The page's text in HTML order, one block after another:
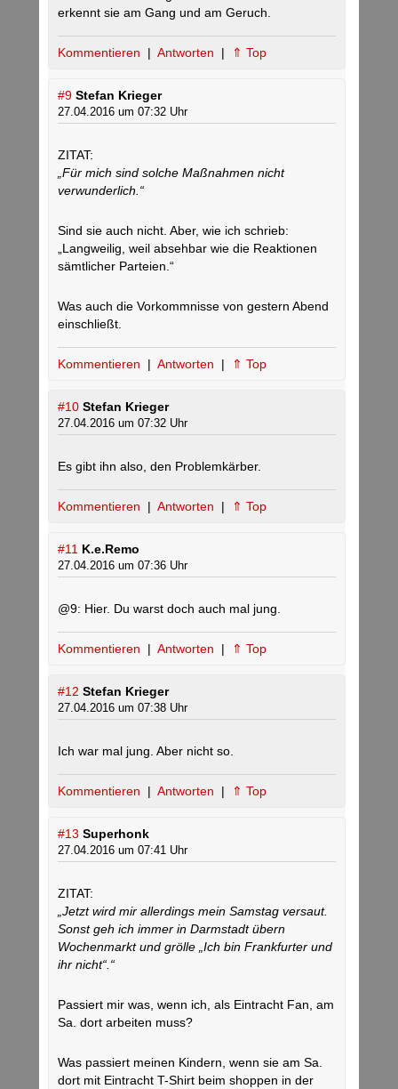
erkennt sie am Gang und am Geruch.
Kommentieren | Antworten | ⇑ Top
#9 Stefan Krieger
27.04.2016 um 07:32 Uhr
ZITAT:
„Für mich sind solche Maßnahmen nicht
verwunderlich.“
Sind sie auch nicht. Aber, wie ich schrieb:
„Langweilig, weil absehbar wie die Reaktionen
sämtlicher Parteien.“
Was auch die Vorkommnisse von gestern Abend
einschließt.
Kommentieren | Antworten | ⇑ Top
#10 Stefan Krieger
27.04.2016 um 07:32 Uhr
Es gibt ihn also, den Problemkärber.
Kommentieren | Antworten | ⇑ Top
#11 K.e.Remo
27.04.2016 um 07:36 Uhr
@9: Hier. Du warst doch auch mal jung.
Kommentieren | Antworten | ⇑ Top
#12 Stefan Krieger
27.04.2016 um 07:38 Uhr
Ich war mal jung. Aber nicht so.
Kommentieren | Antworten | ⇑ Top
#13 Superhonk
27.04.2016 um 07:41 Uhr
ZITAT:
„Jetzt wird mir allerdings mein Samstag versaut.
Sonst geh ich immer in Darmstadt übern
Wochenmarkt und grölle „Ich bin Frankfurter und
ihr nicht“.“
Passiert mir was, wenn ich, als Eintracht Fan, am
Sa. dort arbeiten muss?
Was passiert meinen Kindern, wenn sie am Sa.
dort mit Eintracht T-Shirt beim shoppen in der